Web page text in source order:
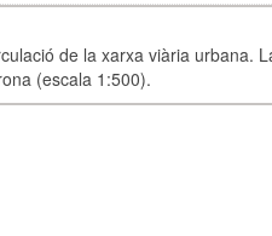
de la xarxa viària urbana.
(escala 1:500).